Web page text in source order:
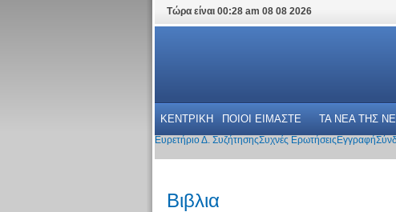
Τώρα είναι 00:28 am 08 08 2026
ΚΕΝΤΡΙΚΗ ΠΟΙΟΙ ΕΙΜΑΣΤΕ ΤΑ ΝΕΑ THΣ
Ευρετήριο Δ. ΣυζήτησηςΣυχνές Ερωτήσεις Εγγραφή
Βιβλια